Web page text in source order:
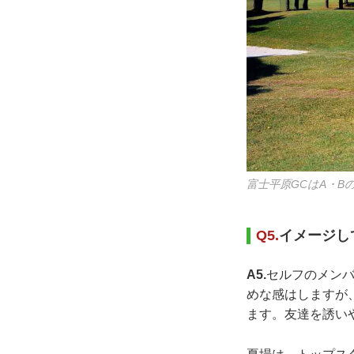
富士平原GCはA・B
Q5.イメージ
A5.セルフのメン
めな感はしますが
ます。友達を誘い